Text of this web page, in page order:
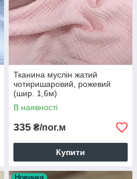
Тканина муслін жатий
чотиришаровий, рожевий
(шир. 1,6м)
В наявності
335 ₴/пог.м
Купити